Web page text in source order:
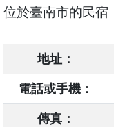
位於臺南市的民宿
地址：
電話或手機：
傳真：